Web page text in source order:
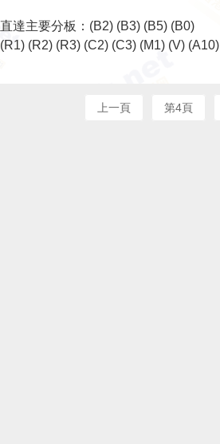
直達主要分板： (B2) (B3) (B5) (B0)
(R1) (R2) (R3) (C2) (C3) (M1) (V) (A10)
上一頁 第4頁